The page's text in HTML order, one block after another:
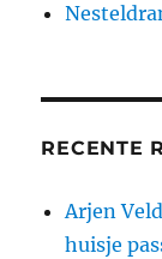
RECENTE
Arjen
huisje